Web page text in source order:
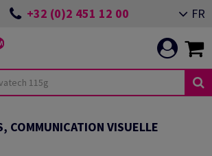
+32 (0)2 451 12 00 FR
COMMUNICATION VISUELLE